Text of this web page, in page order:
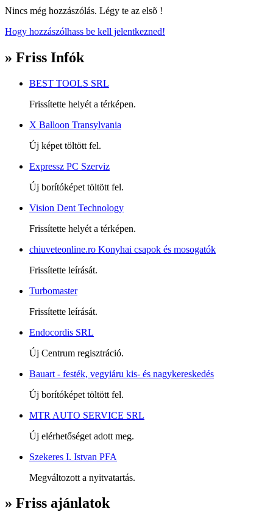
Nincs még hozzászólás. Légy te az elsõ !
Hogy hozzászólhass be kell jelentkezned!
» Friss Infók
BEST TOOLS SRL
Frissítette helyét a térképen.
X Balloon Transylvania
Új képet töltött fel.
Expressz PC Szerviz
Új borítóképet töltött fel.
Vision Dent Technology
Frissítette helyét a térképen.
chiuveteonline.ro Konyhai csapok és mosogatók
Frissítette leírását.
Turbomaster
Frissítette leírását.
Endocordis SRL
Új Centrum regisztráció.
Bauart - festék, vegyiáru kis- és nagykereskedés
Új borítóképet töltött fel.
MTR AUTO SERVICE SRL
Új elérhetőséget adott meg.
Szekeres I. Istvan PFA
Megváltozott a nyitvatartás.
» Friss ajánlatok